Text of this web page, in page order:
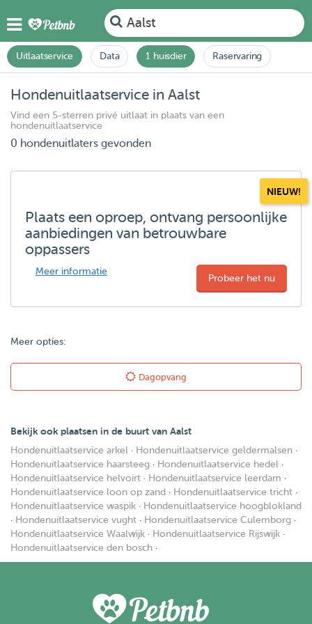
Aalst
Uitlaatservice Data 1 huisdier Raservaring
Hondenuitlaatservice in Aalst
Vind een 5-sterren privé uitlaat in plaats van een
hondenuitlaatservice
0 hondenuitlaters gevonden
NIEUW!
Plaats een oproep, ontvang persoonlijke
aanbiedingen van betrouwbare
oppassers
Meer informatie
Probeer het nu
Meer opties:
Dagopvang
Bekijk ook plaatsen in de buurt van Aalst
Hondenuitlaatservice arkel · Hondenuitlaatservice geldermalsen ·
Hondenuitlaatservice haarsteeg · Hondenuitlaatservice hedel ·
Hondenuitlaatservice helvoirt · Hondenuitlaatservice leerdam ·
Hondenuitlaatservice loon op zand · Hondenuitlaatservice tricht ·
Hondenuitlaatservice waspik · Hondenuitlaatservice hoogblokland
· Hondenuitlaatservice vught · Hondenuitlaatservice Culemborg ·
Hondenuitlaatservice Waalwijk · Hondenuitlaatservice Rijswijk ·
Hondenuitlaatservice den bosch ·